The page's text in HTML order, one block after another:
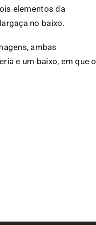
elementos da
no baixo.
ambas
e um baixo, em que o